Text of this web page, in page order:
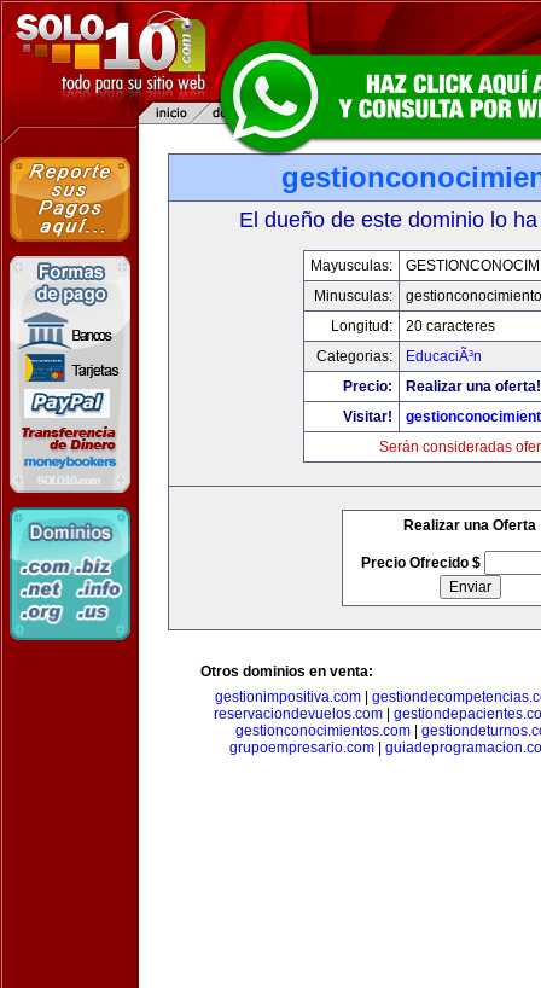
El dueño de este dominio lo
Mayusculas:
Minusculas:
Longitud:
20 caracteres
Categorias:
EducaciÃ³n
Precio:
Realizar una oferta!
Visitar!
Serán consideradas
Realizar una Oferta
Precio Ofrecido $
Otros dominios en venta:
gestionimpositiva.com
reservaciondevuelos.com
gestionconocimientos.com
grupoempresario.com|